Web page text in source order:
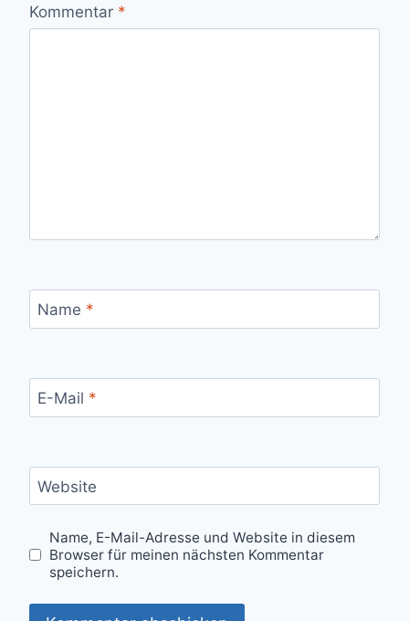
Kommentar *
Name *
E-Mail *
Website
Name, E-Mail-Adresse und Website in diesem
Browser für meinen nächsten Kommentar
speichern.